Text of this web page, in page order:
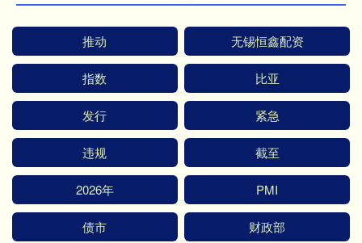
推动 无锡恒鑫配资
指数 比亚
发行 紧急
违规 截至
2026年 PMI
债市 财政部